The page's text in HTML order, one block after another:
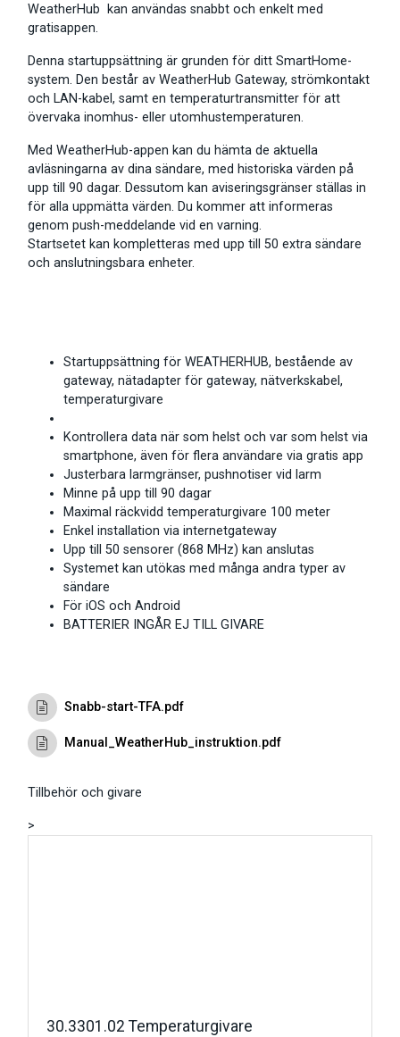
WeatherHub kan användas snabbt och enkelt med
gratisappen.
Denna startuppsättning är grunden för ditt SmartHome-
system. Den består av WeatherHub Gateway, strömkontakt
och LAN-kabel, samt en temperaturtransmitter för att
övervaka inomhus- eller utomhustemperaturen.
Med WeatherHub-appen kan du hämta de aktuella
avläsningarna av dina sändare, med historiska värden på
upp till 90 dagar. Dessutom kan aviseringsgränser ställas in
för alla uppmätta värden. Du kommer att informeras
genom push-meddelande vid en varning.
Startsetet kan kompletteras med upp till 50 extra sändare
och anslutningsbara enheter.
Startuppsättning för WEATHERHUB, bestående av
gateway, nätadapter för gateway, nätverkskabel,
temperaturgivare
Kontrollera data när som helst och var som helst via
smartphone, även för flera användare via gratis app
Justerbara larmgränser, pushnotiser vid larm
Minne på upp till 90 dagar
Maximal räckvidd temperaturgivare 100 meter
Enkel installation via internetgateway
Upp till 50 sensorer (868 MHz) kan anslutas
Systemet kan utökas med många andra typer av
sändare
För iOS och Android
BATTERIER INGÅR EJ TILL GIVARE
Snabb-start-TFA.pdf
Manual_WeatherHub_instruktion.pdf
Tillbehör och givare
>
30.3301.02 Temperaturgivare